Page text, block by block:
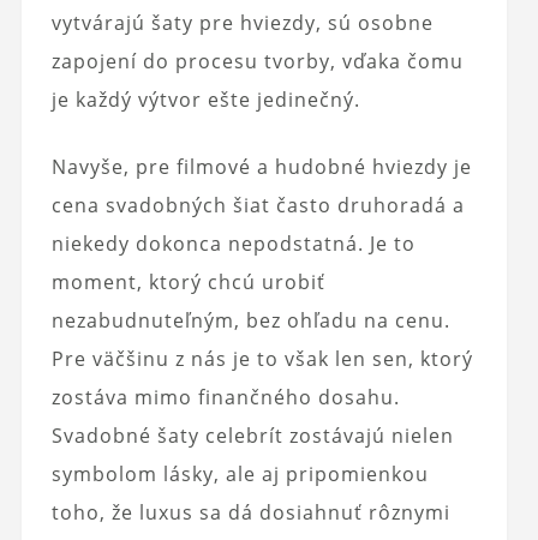
vytvárajú šaty pre hviezdy, sú osobne
zapojení do procesu tvorby, vďaka čomu
je každý výtvor ešte jedinečný.
Navyše, pre filmové a hudobné hviezdy je
cena svadobných šiat často druhoradá a
niekedy dokonca nepodstatná. Je to
moment, ktorý chcú urobiť
nezabudnuteľným, bez ohľadu na cenu.
Pre väčšinu z nás je to však len sen, ktorý
zostáva mimo finančného dosahu.
Svadobné šaty celebrít zostávajú nielen
symbolom lásky, ale aj pripomienkou
toho, že luxus sa dá dosiahnuť rôznymi